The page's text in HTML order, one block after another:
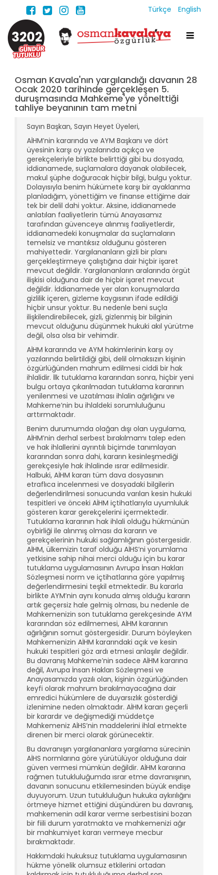
Türkçe English
3202
Osman Kavala'nın yargılandığı davanın 28
Ocak 2020 tarihinde gerçekleşen 5.
duruşmasında Mahkeme'ye yönelttiği
tahliye beyanının tam metni
Sayın Başkan, Sayın Heyet Üyeleri,
AİHM’nin kararında ve AYM Başkanı ve dört
üyesinin karşı oy yazılarında açıkça ve
gerekçeleriyle birlikte belirttiği gibi bu dosyada,
iddianamede, suçlamalara dayanak olabilecek,
makul şüphe doğuracak hiçbir bilgi, bulgu yoktur.
Dolayısıyla benim hükümete karşı bir ayaklanma
planladığım, yönettiğim ve finanse ettiğime dair
tek bir delil dahi yoktur. Aksine, iddianamede
anlatılan faaliyetlerin tümü Anayasamız
tarafından güvenceye alınmış faaliyetlerdir,
iddianamedeki konuşmalar da suçlamaların
temelsiz ve mantıksız olduğunu gösteren
mahiyettedir. Yargılananların gizli bir planı
gerçekleştirmeye çalıştığına dair hiçbir işaret
mevcut değildir. Yargılananların aralarında örgüt
ilişkisi olduğuna dair de hiçbir işaret mevcut
değildir. İddianamede yer alan konuşmalarda
gizlilik içeren, gizleme kaygısının ifade edildiği
hiçbir unsur yoktur. Bu nedenle beni suçla
ilişkilendirebilecek, gizli, gizlenmiş bir bilginin
mevcut olduğunu düşünmek hukuki akıl yürütme
değil, olsa olsa bir vehimdir.
AİHM kararında ve AYM hakimlerinin karşı oy
yazılarında belirtildiği gibi, delil olmaksızın kişinin
özgürlüğünden mahrum edilmesi ciddi bir hak
ihlalidir. İlk tutuklama kararından sonra, hiçbir yeni
bulgu ortaya çıkarılmadan tutuklama kararının
yenilenmesi ve uzatılması ihlalin ağırlığını ve
Mahkeme’nin bu ihlaldeki sorumluluğunu
arttırmaktadır.
Benim durumumda olağan dışı olan uygulama,
AİHM’nin derhal serbest bırakılmamı talep eden
ve hak ihlallerini ayrıntılı biçimde tanımlayan
kararından sonra dahi, kararın kesinleşmediği
gerekçesiyle hak ihlalinde ısrar edilmesidir.
Halbuki, AİHM kararı tüm dava dosyasının
etraflıca incelenmesi ve dosyadaki bilgilerin
değerlendirilmesi sonucunda varılan kesin hukuki
tespitleri ve önceki AİHM içtihatlarıyla uyumluluk
gösteren karar gerekçelerini içermektedir.
Tutuklama kararının hak ihlali olduğu hükmünün
oybirliği ile alınmış olması da kararın ve
gerekçelerinin hukuki sağlamlığının göstergesidir.
AİHM, ülkemizin taraf olduğu AİHS’ni yorumlama
yetkisine sahip nihai merci olduğu için bu karar
tutuklama uygulamasının Avrupa İnsan Hakları
Sözleşmesi norm ve içtihatlarına göre yapılmış
değerlendirmesini teşkil etmektedir. Bu kararla
birlikte AYM’nin aynı konuda almış olduğu kararın
artık geçersiz hale gelmiş olması, bu nedenle de
Mahkemenizin son tutuklama gerekçesinde AYM
kararından söz edilmemesi, AİHM kararının
ağırlığının somut göstergesidir. Durum böyleyken
Mahkemenizin AİHM kararındaki açık ve kesin
hukuki tespitleri göz ardı etmesi anlaşılır değildir.
Bu davranış Mahkeme’nin sadece AİHM kararına
değil, Avrupa İnsan Hakları Sözleşmesi ve
Anayasamızda yazılı olan, kişinin özgürlüğünden
keyfi olarak mahrum bırakılmayacağına dair
emredici hükümlere de duyarsızlık gösterdiği
izlenimine neden olmaktadır. AİHM kararı geçerli
bir karardır ve değişmediği müddetçe
Mahkemeniz AİHS’nin maddelerini ihlal etmekte
direnen bir merci olarak görünecektir.
Bu davranışın yargılananlara yargılama sürecinin
AİHS normlarına göre yürütülüyor olduğuna dair
güven vermesi mümkün değildir. AİHM kararına
rağmen tutukluluğumda ısrar etme davranışının,
davanın sonucunu etkilemesinden büyük endişe
duyuyorum. Uzun tutukluluğun hukuka aykırılığını
örtmeye hizmet ettiğini düşündüren bu davranış,
mahkemenin adil karar verme serbestisini bozan
bir fiili durum yaratmakta ve mahkemenizi ağır
bir mahkumiyet kararı vermeye mecbur
bırakmaktadır.
Hakkımdaki hukuksuz tutuklama uygulamasının
hükme yönelik olumsuz etkilerini ortadan